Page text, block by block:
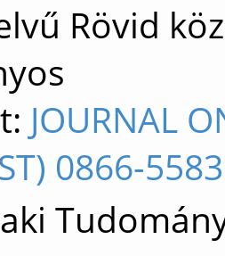
Rövid
JOURNAL
0866-5583